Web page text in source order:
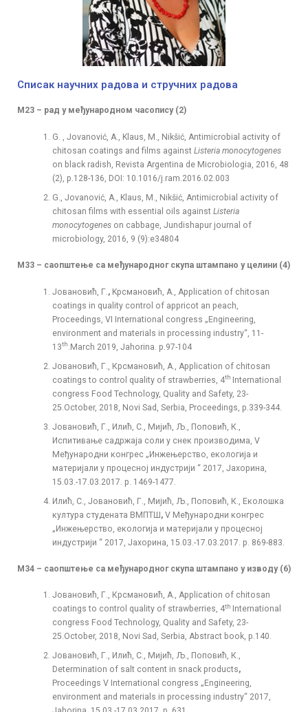
Списак научних радова и стручних радова
М23 – рад у међународном часопису (2)
G. , Јovanović, A., Klaus, M., Nikšić, Antimicrobial activity of
chitosan coatings and films against Listeria monocytogenes
on black radish, Revista Argentina de Microbiologia, 2016, 48
(2), p.128-136, DOI: 10.1016/j.ram.2016.02.003
G., Јovanović, A., Klaus, M., Nikšić, Antimicrobial activity of
chitosan films with essential oils against Listeria
monocytogenes on cabbage, Jundishapur journal of
microbiology, 2016, 9 (9):e34804
М33 – саопштење са међународног скупа штампано у целини (4)
Јовановић, Г. , Kрсмановић, А., Application of chitosan
coatings in quality control of appricot an peach,
Proceedings, VI International congress „Engineering,
environment and materials in processing industry“, 11-
13th .March 2019, Jahorina. p.97-104
Јовановић, Г., Крсмановић, А., Application of chitosan
coatings to control quality of strawberries, 4th International
congress Food Technology, Quality and Safety, 23-
25.October, 2018, Novi Sad, Serbia, Proceedings, p.339-344.
Јовановић, Г., Илић, С., Мијић, Љ., Поповић, К.,
Испитивање садржаја соли у снек производима, V
Међународни конгрес „Инжењерство, екологија и
материјали у процесној индустрији “ 2017, Јахорина,
15.03.-17.03.2017. p. 1469-1477.
Илић, С., Јовановић, Г., Мијић, Љ., Поповић, К., Eколошка
култура студената ВМПТШ,V Међународни конгрес
„Инжењерство, екологија и материјали у процесној
индустрији “ 2017, Јахорина, 15.03.-17.03.2017. p. 869-883.
М34 – саопштење са међународног скупа штампано у изводу (6)
Јовановић, Г., Крсмановић, А., Application of chitosan
coatings to control quality of strawberries, 4th
International
congress Food Technology, Quality and Safety, 23-
25.October, 2018, Novi Sad, Serbia, Abstract book, p.140.
Јовановић, Г., Илић, С., Мијић, Љ., Поповић, К.,
Determination of salt content in snack products,
Proceedings V International congress „Engineering,
environment and materials in processing industry“ 2017,